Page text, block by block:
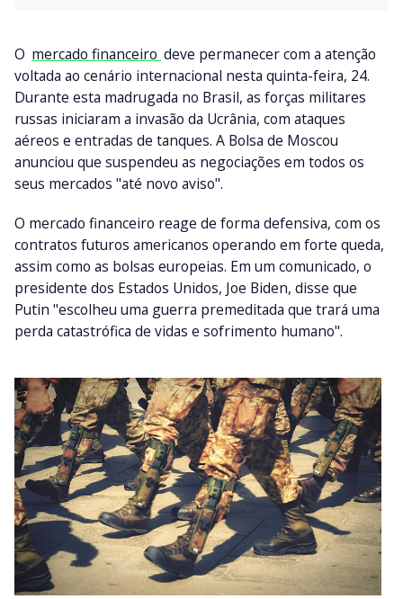
O mercado financeiro deve permanecer com a atenção
voltada ao cenário internacional nesta quinta-feira, 24.
Durante esta madrugada no Brasil, as forças militares
russas iniciaram a invasão da Ucrânia, com ataques
aéreos e entradas de tanques. A Bolsa de Moscou
anunciou que suspendeu as negociações em todos os
seus mercados "até novo aviso".
O mercado financeiro reage de forma defensiva, com os
contratos futuros americanos operando em forte queda,
assim como as bolsas europeias. Em um comunicado, o
presidente dos Estados Unidos, Joe Biden, disse que
Putin "escolheu uma guerra premeditada que trará uma
perda catastrófica de vidas e sofrimento humano".